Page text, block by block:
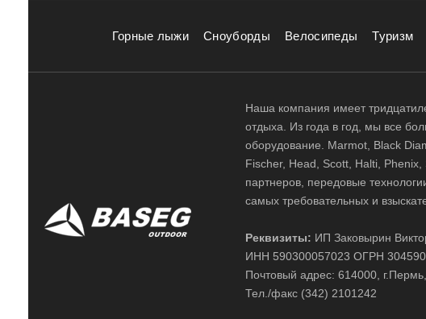
Горные лыжи Сноуборды Велосипеды Туризм
Наша компания имеет
отдыха. Из года в год, мы все
оборудование. Marmot, Black
Fischer, Head, Scott, Halti,
партнеров, передовые
самых требовательных и
Реквизиты: ИП Заковырин
ИНН 590300057023 ОГРН
Почтовый адрес: 614000,
Тел./факс (342) 2101242